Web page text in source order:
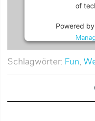
of
Powered by
Schlagwörter: Fun,